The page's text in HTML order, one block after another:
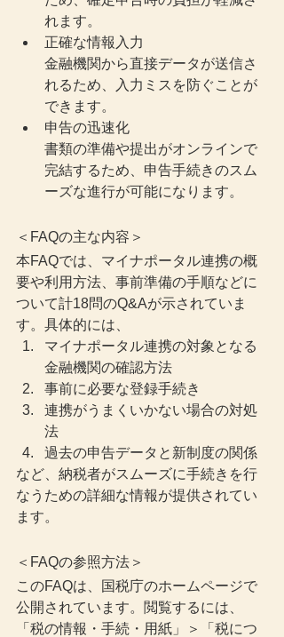
れます。
正確な情報入力
金融機関から直接データが送信さ
れるため、入力ミスを防ぐことが
できます。
申告の迅速化
書類の準備や提出がオンラインで
完結するため、申告手続きのスム
ーズな進行が可能になります。
＜FAQの主な内容＞
本FAQでは、マイナポータル連携の概
要や利用方法、事前準備の手順などに
ついて計18問のQ&Aが示されていま
す。具体的には、
マイナポータル連携の対象となる
金融機関の確認方法
事前に必要な登録手続き
連携がうまくいかない場合の対処
法
過去の申告データと新制度の関係
など、納税者がスムーズに手続きを行
なうための詳細な情報が提供されてい
ます。
＜FAQの参照方法＞
このFAQは、国税庁のホームページで
公開されています。閲覧するには、
「税の情報・手続・用紙」＞「税につ